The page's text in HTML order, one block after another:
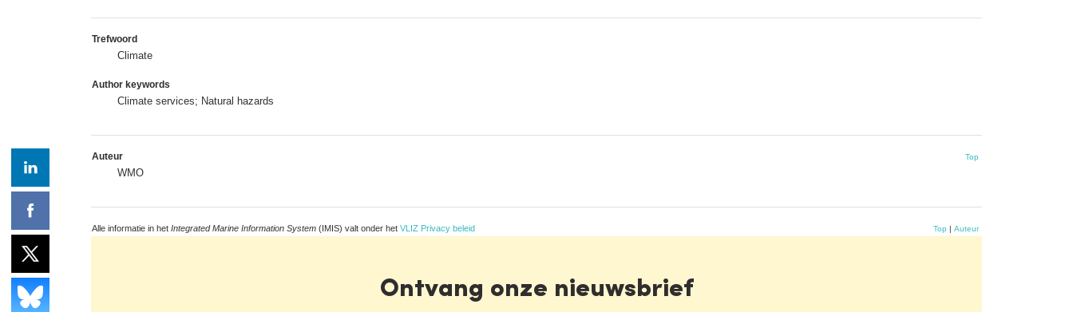
Trefwoord
Climate
Author keywords
Climate services; Natural hazards
Auteur Top
WMO
Alle informatie in het Integrated Marine Information System (IMIS) valt onder het VLIZ Privacy beleid Top | Auteur
Ontvang onze nieuwsbrief